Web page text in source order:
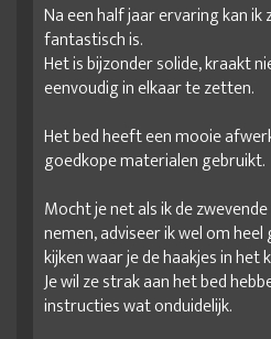
Na een half jaar ervaring kan
fantastisch is.
Het is bijzonder solide, kraakt
eenvoudig in elkaar te zetten.
Het bed heeft een mooie
goedkope materialen gebruikt.
Mocht je net als ik de
nemen, adviseer ik wel om
kijken waar je de haakjes in
Je wil ze strak aan het bed
instructies wat onduidelijk.